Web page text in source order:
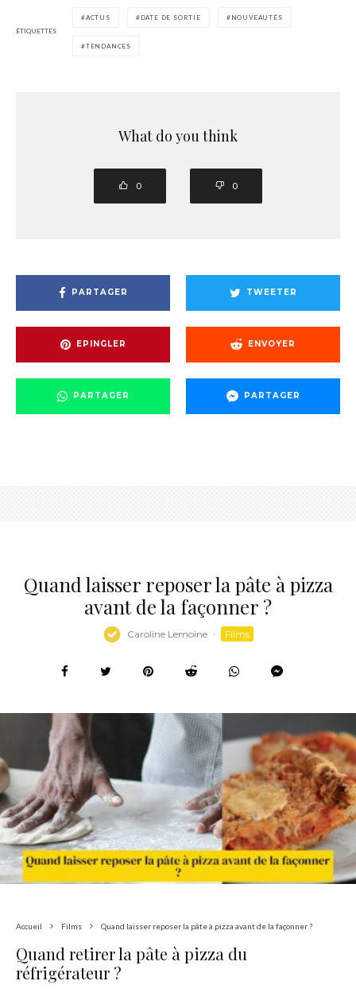
ÉTIQUETTES
ACTUS DATE DE SORTIE NOUVEAUTÉS
TENDANCES
What do you think
0 0
PARTAGER TWEETER
EPINGLER ENVOYER
PARTAGER PARTAGER
Quand laisser reposer la pâte à pizza
avant de la façonner ?
Caroline Lemoine · Films
Accueil Films Quand laisser reposer la pâte à pizza avant de la façonner ?
Quand retirer la pâte à pizza du
réfrigérateur ?